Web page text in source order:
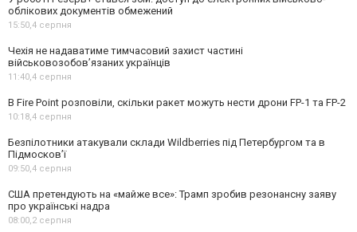
облікових документів обмежений
15:50,4 серпня
Чехія не надаватиме тимчасовий захист частині
військовозобов’язаних українців
11:40,4 серпня
В Fire Point розповіли, скільки ракет можуть нести дрони FP-1 та FP-2
10:18,4 серпня
Безпілотники атакували склади Wildberries під Петербургом та в
Підмосков’ї
09:50,4 серпня
США претендують на «майже все»: Трамп зробив резонансну заяву
про українські надра
08:00,2 серпня